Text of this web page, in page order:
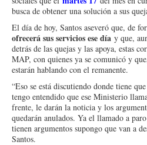
busca de obtener una solución a sus
El día de hoy, Santos aseveró que, de
ofrecerá sus servicios ese día y que,
detrás de las quejas y las apoya, estas
MAP, con quienes ya se comunicó y
estarán hablando con el remanente.
“Eso se está discutiendo donde tiene
tengo entendido que ese Ministerio
frente, le darán la noticia y los
quedarán anulados. Ya el llamado a
tienen argumentos supongo que van a
Santos.